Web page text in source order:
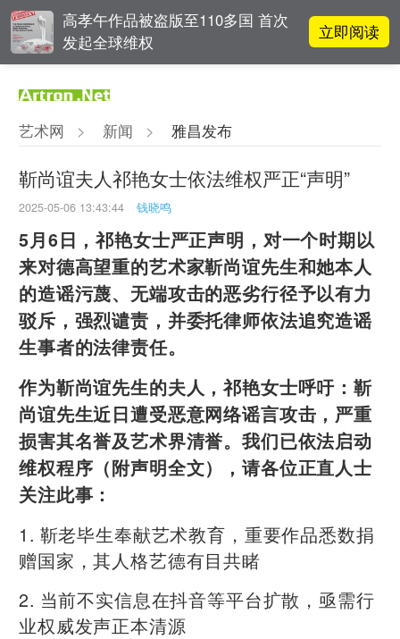
高孝午作品被盗版至110多国 首次
发起全球维权
立即阅读
影响力榜单
对话 | 在开放和自由中确立艺术价
值
张瀚文：以物质媒介具象化精神世
界
艺术网 > 新闻 > 雅昌发布
靳尚谊夫人祁艳女士依法维权严正“声明”
2025-05-06 13:43:44 钱晓鸣
5月6日，祁艳女士严正声明，对一个时期以
来对德高望重的艺术家靳尚谊先生和她本人
的造谣污蔑、无端攻击的恶劣行径予以有力
驳斥，强烈谴责，并委托律师依法追究造谣
生事者的法律责任。
作为靳尚谊先生的夫人，祁艳女士呼吁：靳
尚谊先生近日遭受恶意网络谣言攻击，严重
损害其名誉及艺术界清誉。我们已依法启动
维权程序（附声明全文），请各位正直人士
关注此事：
1. 靳老毕生奉献艺术教育，重要作品悉数捐
赠国家，其人格艺德有目共睹
2. 当前不实信息在抖音等平台扩散，亟需行
业权威发声正本清源